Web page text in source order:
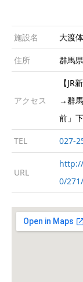
施設名 大渡
住所 群馬
アクセス
【
→群
前」
TEL 027-
URL
0/